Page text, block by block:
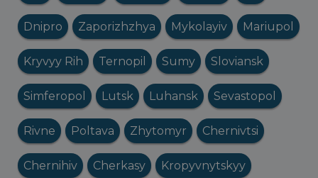
Dnipro Zaporizhzhya Mykolayiv Mariupol
Kryvyy Rih Ternopil Sumy Sloviansk
Simferopol Lutsk Luhansk Sevastopol
Rivne Poltava Zhytomyr Chernivtsi
Chernihiv Cherkasy Kropyvnytskyy